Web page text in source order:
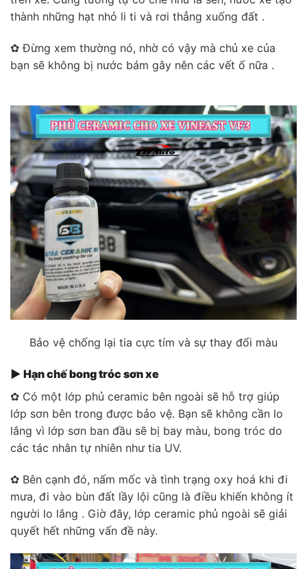
thành những hạt nhỏ li ti và rơi thẳng xuống đất .
✿ Đừng xem thường nó, nhờ có vậy mà chủ xe của
bạn sẽ không bị nước bám gây nên các vết ố nữa .
Bảo vệ chống lại tia cực tím và sự thay đổi màu
▶ Hạn chế bong tróc sơn xe
✿ Có một lớp phủ ceramic bên ngoài sẽ hỗ trợ giúp
lớp sơn bên trong được bảo vệ. Bạn sẽ không cần lo
lắng vì lớp sơn ban đầu sẽ bị bay màu, bong tróc do
các tác nhân tự nhiên như tia UV.
✿ Bên cạnh đó, nấm mốc và tình trạng oxy hoá khi đi
mưa, đi vào bùn đất lầy lội cũng là điều khiến không ít
người lo lắng . Giờ đây, lớp ceramic phủ ngoài sẽ giải
quyết hết những vấn đề này.